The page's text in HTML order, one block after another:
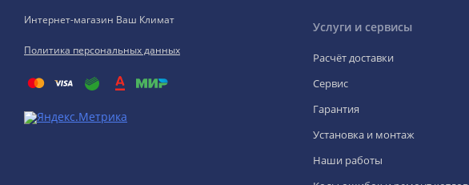
Интернет-магазин Ваш Климат
Политика персональных данных
Услуги и сервисы
Расчёт доставки
Сервис
Гарантия
Установка и монтаж
Наши работы